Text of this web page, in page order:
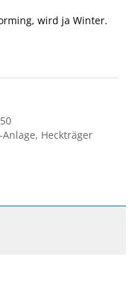
wird ja Winter.
Heckträger